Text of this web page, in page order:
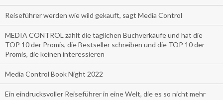
Reiseführer werden wie wild gekauft, sagt Media Control
MEDIA CONTROL zählt die täglichen Buchverkäufe und hat die
TOP 10 der Promis, die Bestseller schreiben und die TOP 10 der
Promis, die keinen interessieren
Media Control Book Night 2022
Ein eindrucksvoller Reiseführer in eine Welt, die es so nicht mehr